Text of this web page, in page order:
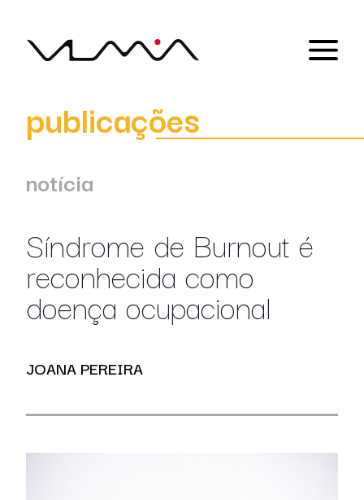
publicações
notícia
Síndrome de Burnout é
reconhecida como
doença ocupacional
JOANA PEREIRA